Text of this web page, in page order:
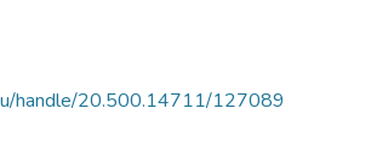
handle/20.500.14711/127089